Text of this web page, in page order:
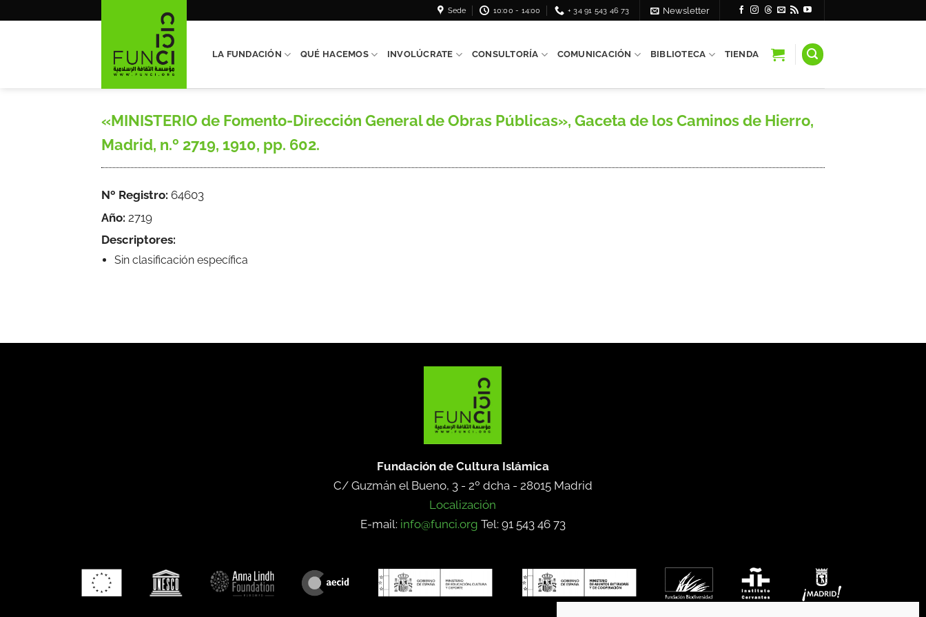
Sede 10:00 - 14:00 + 34 91 543 46 73 Newsletter
LA FUNDACIÓN QUÉ HACEMOS INVOLÚCRATE CONSULTORÍA COMUNICACIÓN BIBLIOTECA TIENDA
«MINISTERIO de Fomento-Dirección General de Obras Públicas», Gaceta de los Caminos de Hierro,
Madrid, n.º 2719, 1910, pp. 602.
Nº Registro: 64603
Año: 2719
Descriptores:
Sin clasificación específica
Fundación de Cultura Islámica
C/ Guzmán el Bueno, 3 - 2º dcha - 28015 Madrid
Localización
E-mail: info@funci.org Tel: 91 543 46 73